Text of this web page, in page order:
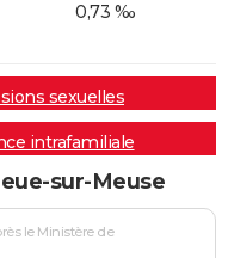
0,73 ‰
sexuelles
intrafamiliale
sur-Meuse
le Ministère de